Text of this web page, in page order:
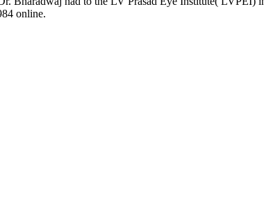
online.